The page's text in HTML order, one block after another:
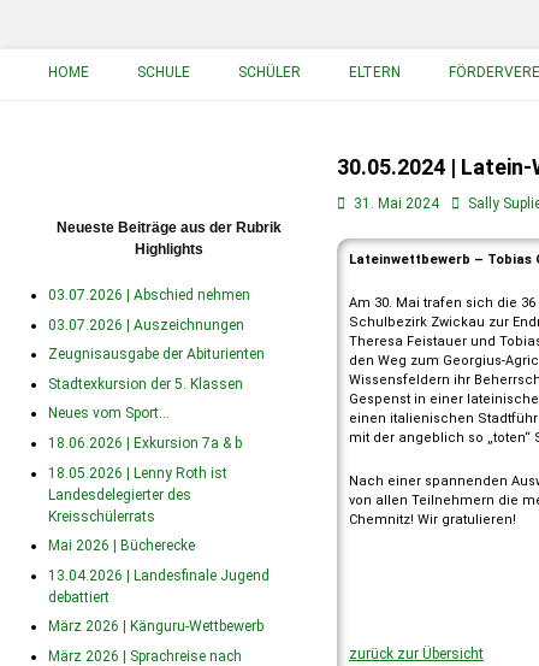
HOME
SCHULE SCHÜLER ELTERN
30.05.2024 |
31. Mai 2024 Sally
Lateinwettbewerb – Tobias
Am 30. Mai trafen sich die
Schulbezirk Zwickau zur
Theresa Feistauer und
den Weg zum Georgius-
Wissensfeldern ihr
Gespenst in einer
einen italienischen
mit der angeblich so „toten“
Nach einer spannenden
von allen Teilnehmern die
Chemnitz! Wir gratulieren!
zurück zur Übersicht
Neueste Beiträge aus der Rubrik
Highlights
03.07.2026 | Abschied nehmen
03.07.2026 | Auszeichnungen
Zeugnisausgabe der Abiturienten
Stadtexkursion der 5. Klassen
Neues vom Sport…
18.06.2026 | Exkursion 7a & b
18.05.2026 | Lenny Roth ist
Landesdelegierter des
Kreisschülerrats
Mai 2026 | Bücherecke
13.04.2026 | Landesfinale Jugend
debattiert
März 2026 | Känguru-Wettbewerb
März 2026 | Sprachreise nach